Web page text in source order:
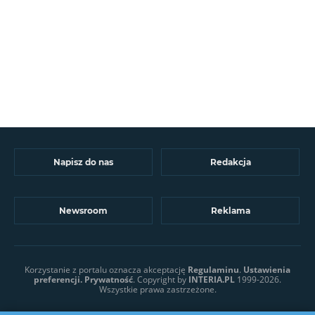
Napisz do nas Redakcja
Newsroom Reklama
Korzystanie z portalu oznacza akceptację Regulaminu. Ustawienia
preferencji. Prywatność. Copyright by INTERIA.PL 1999-2026.
Wszystkie prawa zastrzeżone.